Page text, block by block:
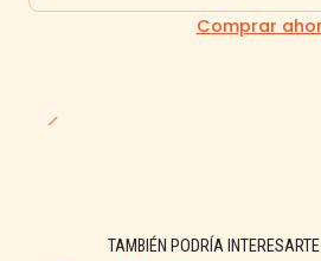
Comprar
TAMBIÉN PODRÍA